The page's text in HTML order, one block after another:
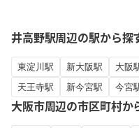
井高野駅周辺の駅から探
東淀川駅 新大阪駅 大阪
天王寺駅
新今宮駅 今宮
大阪市周辺の市区町村か